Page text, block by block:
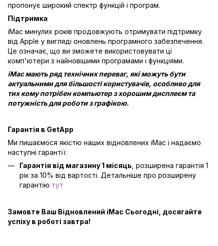
пропонує широкий спектр функцій і програм.
Підтримка
iMac минулих років продовжують отримувати підтримку
від Apple у вигляді оновлень програмного забезпечення.
Це означає, що ви зможете використовувати ці
комп'ютери з найновішими програмами і функціями.
iMac мають ряд технічних переваг, які можуть бути
актуальними для більшості користувачів, особливо для
тих кому потрібен компьютер з хорошим дисплеєм та
потужність для роботи з графікою.
Гарантія в GetApp
Ми пишаємося якістю наших відновлених iMac і надаємо
наступні гарантії:
Гарантія від магазину 1 місяць , розширена гарантія 1
рік за 10% від вартості. Детальніше про розширену
гарантію тут
Замовте Ваш Відновлений iMac Сьогодні, досягайте
успіху в роботі завтра!